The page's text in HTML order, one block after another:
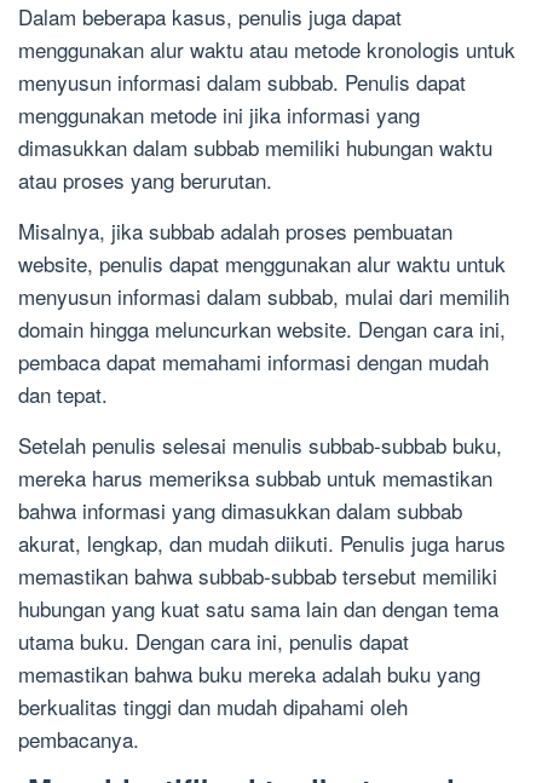
Dalam beberapa kasus, penulis juga dapat
menggunakan alur waktu atau metode kronologis untuk
menyusun informasi dalam subbab. Penulis dapat
menggunakan metode ini jika informasi yang
dimasukkan dalam subbab memiliki hubungan waktu
atau proses yang berurutan.
Misalnya, jika subbab adalah proses pembuatan
website, penulis dapat menggunakan alur waktu untuk
menyusun informasi dalam subbab, mulai dari memilih
domain hingga meluncurkan website. Dengan cara ini,
pembaca dapat memahami informasi dengan mudah
dan tepat.
Setelah penulis selesai menulis subbab-subbab buku,
mereka harus memeriksa subbab untuk memastikan
bahwa informasi yang dimasukkan dalam subbab
akurat, lengkap, dan mudah diikuti. Penulis juga harus
memastikan bahwa subbab-subbab tersebut memiliki
hubungan yang kuat satu sama lain dan dengan tema
utama buku. Dengan cara ini, penulis dapat
memastikan bahwa buku mereka adalah buku yang
berkualitas tinggi dan mudah dipahami oleh
pembacanya.